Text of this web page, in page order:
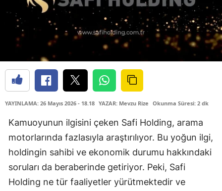
YAYINLAMA: 26 Mayıs 2026 - 18.18 YAZAR: Mevzu Rize Okunma Süresi: 2 dk
Kamuoyunun ilgisini çeken Safi Holding, arama
motorlarında fazlasıyla araştırılıyor. Bu yoğun ilgi,
holdingin sahibi ve ekonomik durumu hakkındaki
soruları da beraberinde getiriyor. Peki, Safi
Holding ne tür faaliyetler yürütmektedir ve